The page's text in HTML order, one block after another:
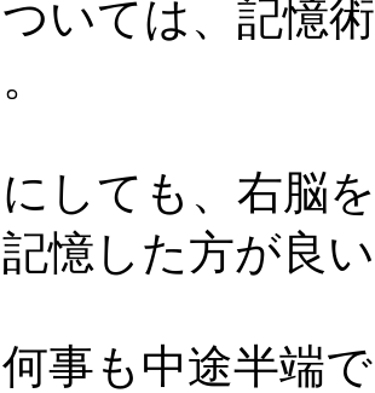
いては、記憶
しても、右脳
憶した方が良
事も中途半端